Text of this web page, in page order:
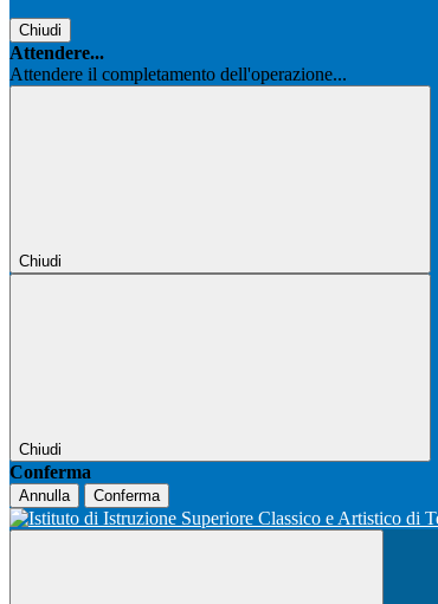
Chiudi
Attendere...
Attendere il completamento dell'operazione...
Chiudi
Chiudi
Conferma
Annulla Conferma